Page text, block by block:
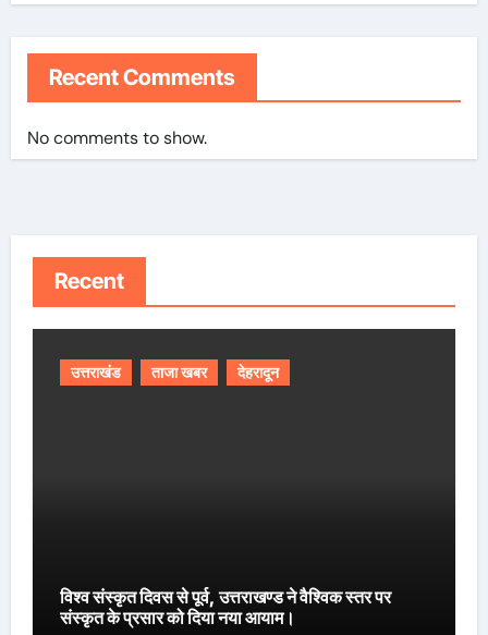
Recent Comments
No comments to show.
Recent
उत्तराखंड ताजा खबर देहरादून
विश्व संस्कृत दिवस से पूर्व, उत्तराखण्ड ने वैश्विक स्तर पर
संस्कृत के प्रसार को दिया नया आयाम।